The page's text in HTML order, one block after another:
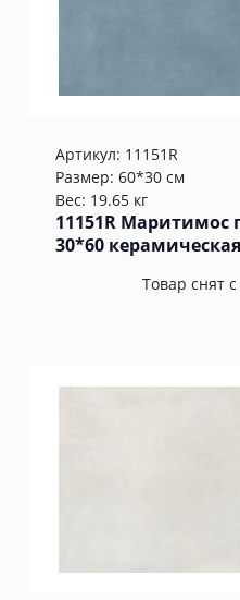
Артикул: 11151R
Размер: 60*30 см
Вес: 19.65 кг
11151R Маритимос
30*60
Товар снят